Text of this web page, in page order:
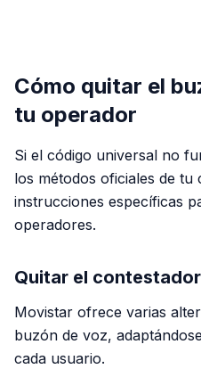
Cómo quitar el
tu operador
Si el código universal no
los métodos oficiales de tu
instrucciones específicas
operadores.
Quitar el
Movistar ofrece varias
buzón de voz,
cada usuario.